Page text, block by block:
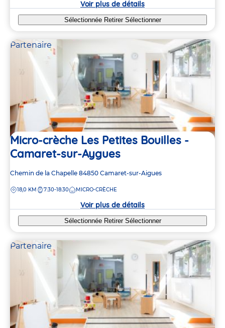
Voir plus de détails
Sélectionnée Retirer Sélectionner
Partenaire
Micro-crèche Les Petites Bouilles -
Camaret-sur-Aygues
Adresse
la
Chemin de la Chapelle 84850 Camaret-sur-Aigues
DISTANCE
18,0 KM 7:30-18:30 MICRO-CRÈCHE
Voir plus de détails
Sélectionnée Retirer Sélectionner
Partenaire